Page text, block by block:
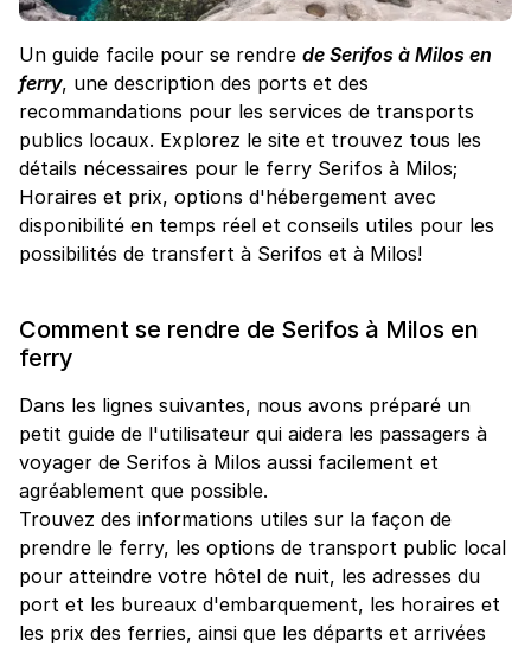
Un guide facile pour se rendre de Serifos à Milos en
ferry, une description des ports et des
recommandations pour les services de transports
publics locaux. Explorez le site et trouvez tous les
détails nécessaires pour le ferry Serifos à Milos;
Horaires et prix, options d'hébergement avec
disponibilité en temps réel et conseils utiles pour les
possibilités de transfert à Serifos et à Milos!
Comment se rendre de Serifos à Milos en
ferry
Dans les lignes suivantes, nous avons préparé un
petit guide de l'utilisateur qui aidera les passagers à
voyager de Serifos à Milos aussi facilement et
agréablement que possible.
Trouvez des informations utiles sur la façon de
prendre le ferry, les options de transport public local
pour atteindre votre hôtel de nuit, les adresses du
port et les bureaux d'embarquement, les horaires et
les prix des ferries, ainsi que les départs et arrivées